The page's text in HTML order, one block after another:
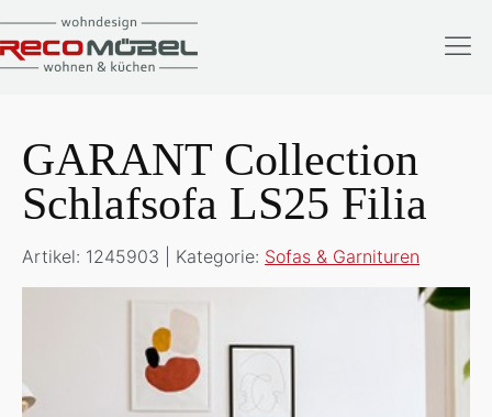
GARANT Collection
Schlafsofa LS25 Filia
Artikel: 1245903 | Kategorie: Sofas & Garnituren